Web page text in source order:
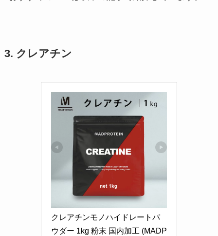
3. クレアチン
クレアチンモノハイドレートパ
ウダー 1kg 粉末 国内加工 (MADP